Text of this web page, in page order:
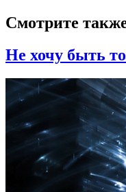
Смотрите
Не хочу быть